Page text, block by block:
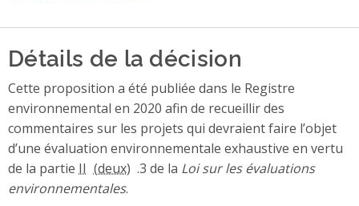
Détails de la décision
Cette proposition a été publiée dans le Registre
environnemental en 2020 afin de recueillir des
commentaires sur les projets qui devraient faire l’objet
d’une évaluation environnementale exhaustive en vertu
de la partie II .3 de la Loi sur les évaluations
environnementales.